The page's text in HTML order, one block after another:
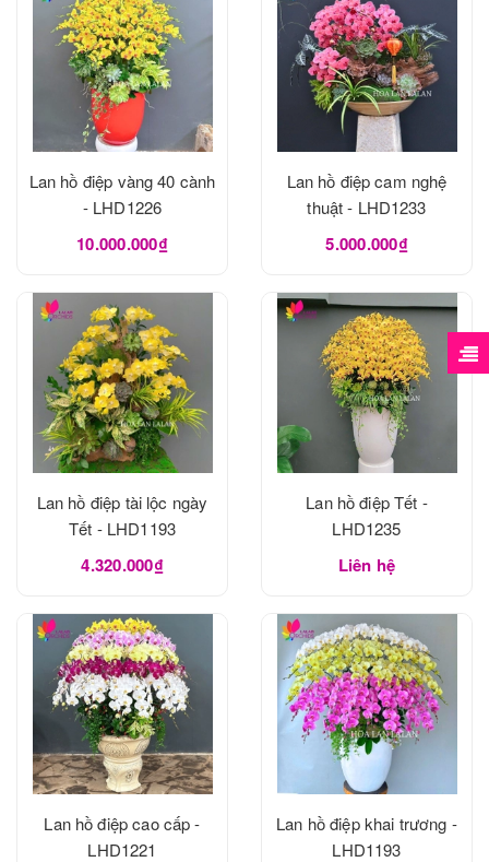
Lan hồ điệp vàng 40 cành
- LHD1226
10.000.000₫
Lan hồ điệp cam nghệ
thuật - LHD1233
5.000.000₫
Lan hồ điệp tài lộc ngày
Tết - LHD1193
4.320.000₫
Lan hồ điệp Tết -
LHD1235
Liên hệ
Lan hồ điệp cao cấp -
LHD1221
Lan hồ điệp khai trương -
LHD1193